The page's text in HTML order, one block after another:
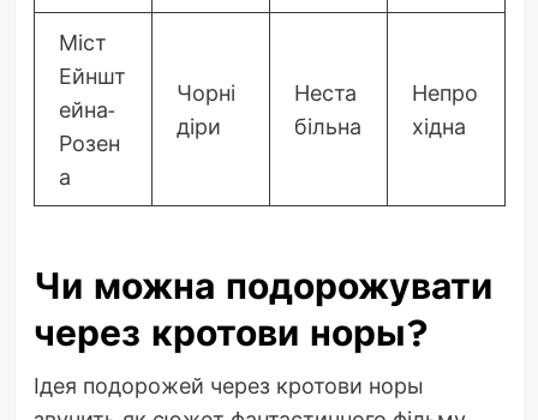
Міст
Ейншт
ейна-
Розен
а
Чорні
діри
Неста
більна
Непро
хідна
Чи можна подорожувати
через кротови норы?
Ідея подорожей через кротови норы